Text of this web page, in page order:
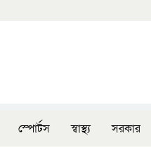
স্পোর্টস স্বাস্থ্য সরকার